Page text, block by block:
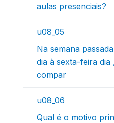
aulas presenciais?
u08_05
Na semana
dia à sexta-feira dia
compar
u08_06
Qual é o motivo